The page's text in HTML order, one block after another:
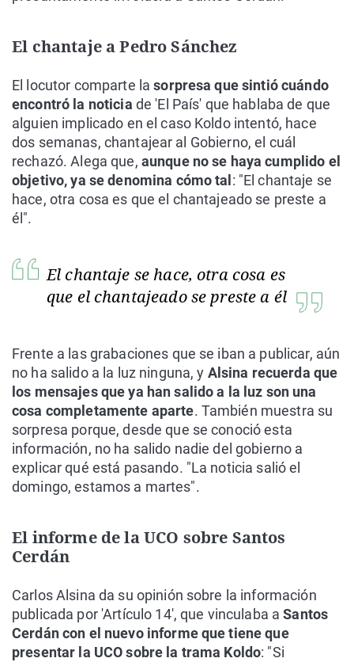
El chantaje a Pedro Sánchez
El locutor comparte la sorpresa que sintió cuándo
encontró la noticia de 'El País' que hablaba de que
alguien implicado en el caso Koldo intentó, hace
dos semanas, chantajear al Gobierno, el cuál
rechazó. Alega que, aunque no se haya cumplido el
objetivo, ya se denomina cómo tal : "El chantaje se
hace, otra cosa es que el chantajeado se preste a
él".
El chantaje se hace, otra cosa es
que el chantajeado se preste a él
Frente a las grabaciones que se iban a publicar, aún
no ha salido a la luz ninguna, y Alsina recuerda que
los mensajes que ya han salido a la luz son una
cosa completamente aparte. También muestra su
sorpresa porque, desde que se conoció esta
información, no ha salido nadie del gobierno a
explicar qué está pasando. "La noticia salió el
domingo, estamos a martes".
El informe de la UCO sobre Santos
Cerdán
Carlos Alsina da su opinión sobre la información
publicada por 'Artículo 14', que vinculaba aSantos
Cerdán con el nuevo informe que tiene que
presentar la UCO sobre la trama Koldo: "Si